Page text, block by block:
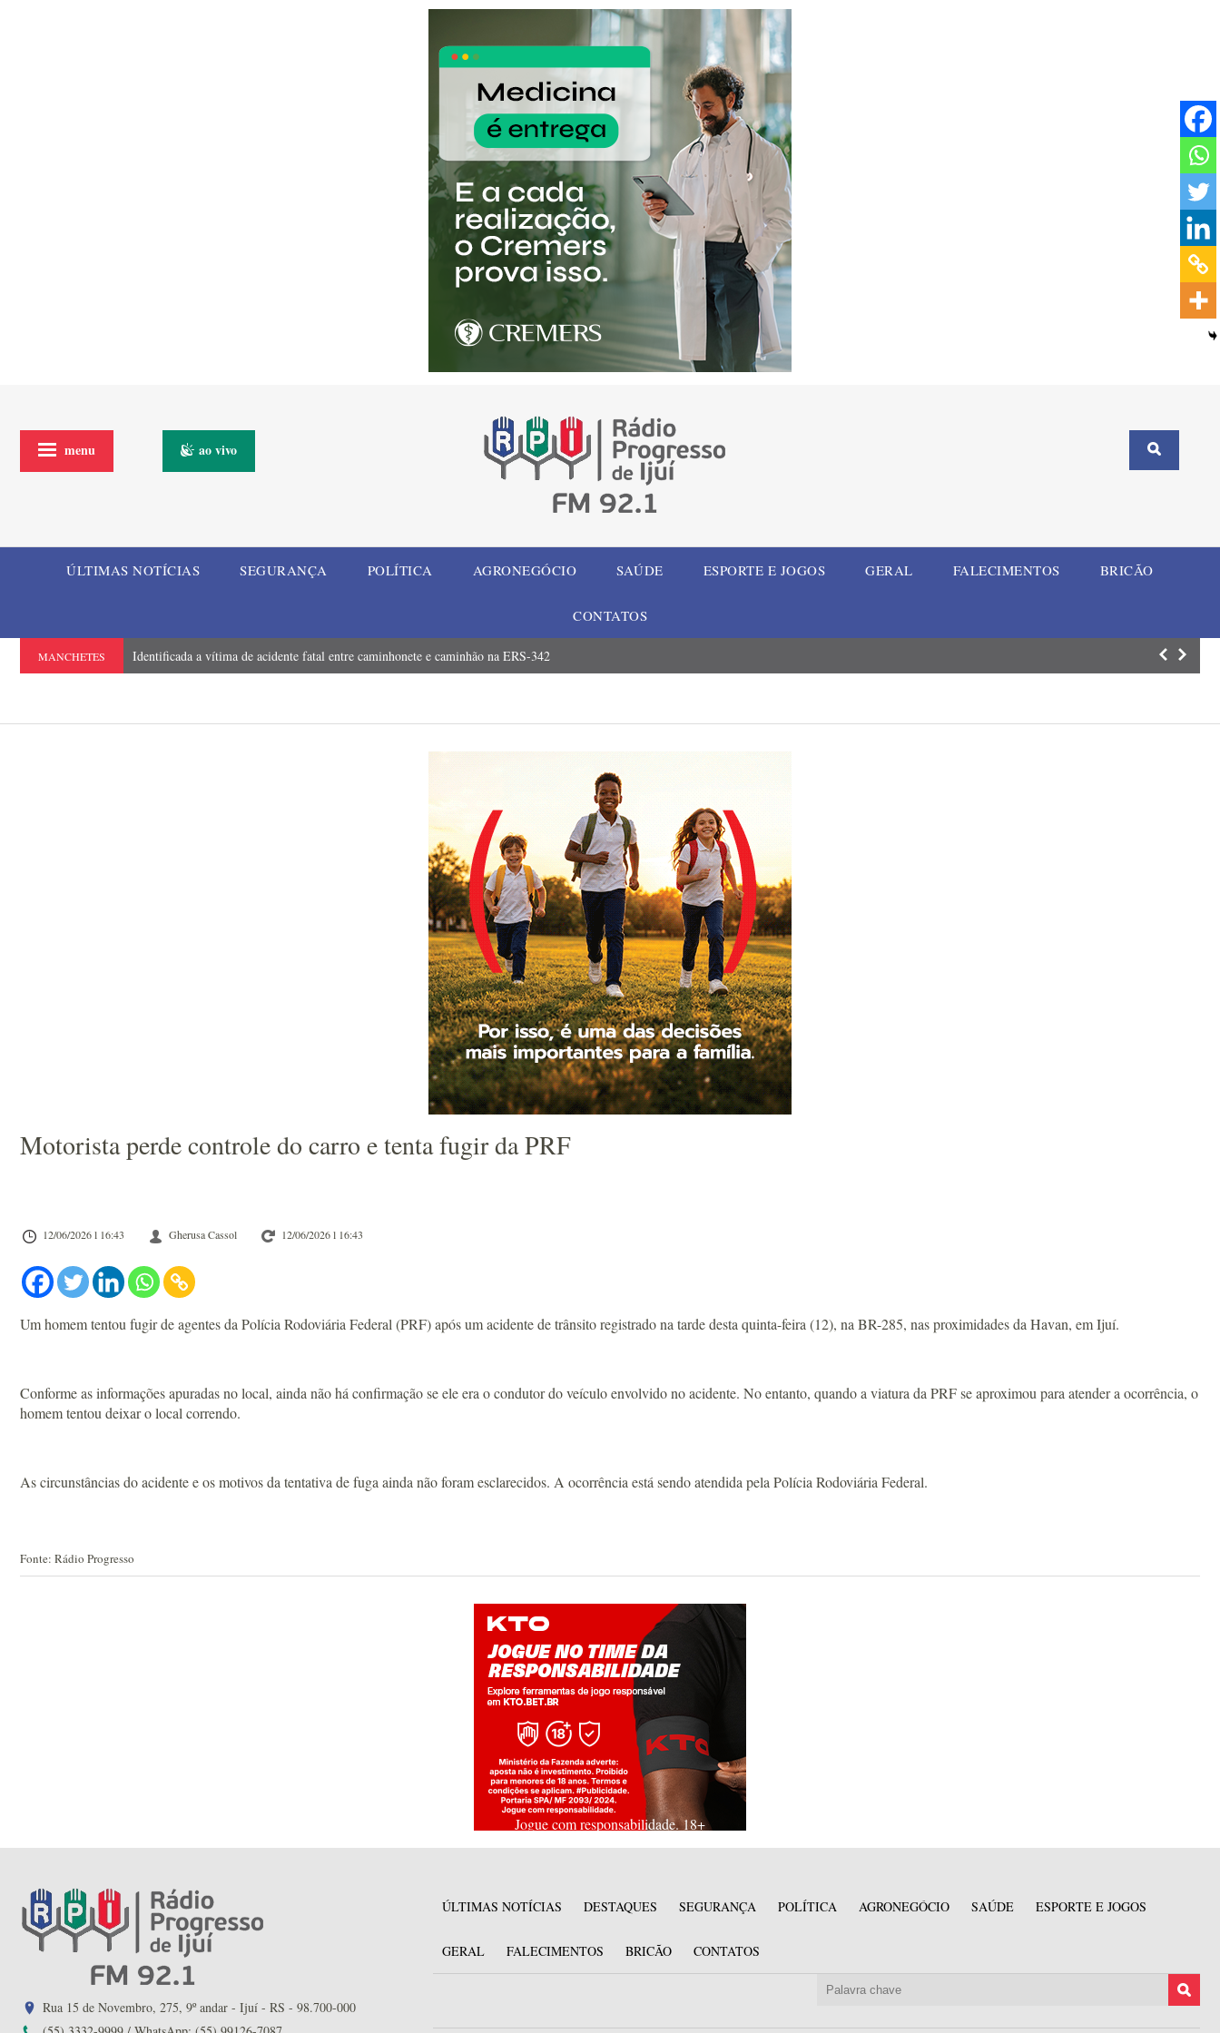
menu ao vivo
ÚLTIMAS NOTÍCIAS SEGURANÇA POLÍTICA AGRONEGÓCIO SAÚDE ESPORTE E JOGOS GERAL FALECIMENTOS BRICÃO
CONTATOS
MANCHETES Identificada a vítima de acidente fatal entre caminhonete e caminhão na ERS-342 Defesa Civil
Motorista perde controle do carro e tenta fugir da PRF
12/06/2026 l 16:43 Gherusa Cassol 12/06/2026 l 16:43
Um homem tentou fugir de agentes da Polícia Rodoviária Federal (PRF) após um acidente de trânsito registrado na tarde desta quinta-feira (12), na BR-285, nas proximidades da Havan, em Ijuí.
Conforme as informações apuradas no local, ainda não há confirmação se ele era o condutor do veículo envolvido no acidente. No entanto, quando a viatura da PRF se aproximou para atender a ocorrência, o
homem tentou deixar o local correndo.
As circunstâncias do acidente e os motivos da tentativa de fuga ainda não foram esclarecidos. A ocorrência está sendo atendida pela Polícia Rodoviária Federal.
Fonte: Rádio Progresso
Jogue com responsabilidade. 18+
Rua 15 de Novembro, 275, 9º andar - Ijuí - RS - 98.700-000
ÚLTIMAS NOTÍCIAS DESTAQUES SEGURANÇA POLÍTICA AGRONEGÓCIO SAÚDE ESPORTE E JOGOS
GERAL FALECIMENTOS BRICÃO CONTATOS